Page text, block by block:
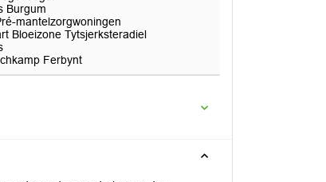
Burgum
mantelzorgwoningen
Bloeizone Tytsjerksteradiel
Ferbynt